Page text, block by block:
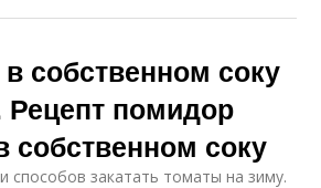
собственном соку
Рецепт помидор
собственном соку
способов закатать томаты на зиму.